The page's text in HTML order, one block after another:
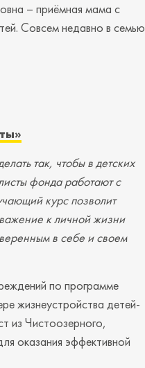
– приёмная мама с
Совсем недавно в семью
так, чтобы в детских
фонда работают с
курс позволит
к личной жизни
в себе и своем
по программе
жизнеустройства детей-
из Чистоозерного,
оказания эффективной